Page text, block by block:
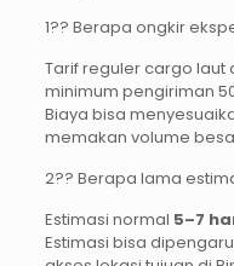
1?? Berapa ongkir
Tarif reguler cargo laut
minimum pengiriman
Biaya bisa
memakan volume
2?? Berapa lama
Estimasi normal 5–7
Estimasi bisa